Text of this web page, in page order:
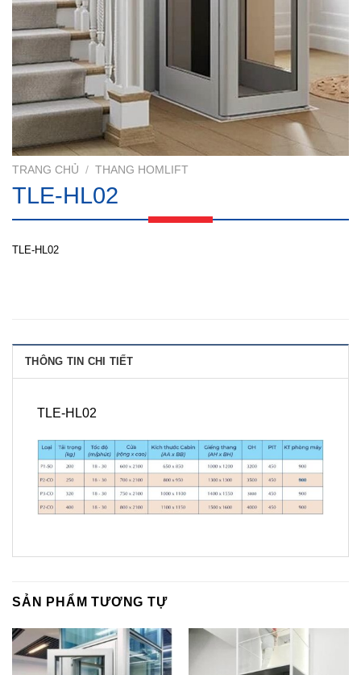
TRANG CHỦ / THANG HOMLIFT
TLE-HL02
TLE-HL02
THÔNG TIN CHI TIẾT
TLE-HL02
SẢN PHẨM TƯƠNG TỰ